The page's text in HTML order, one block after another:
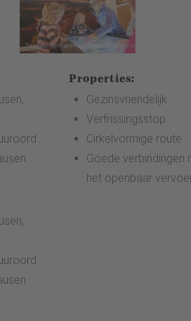
Properties:
Gezinsvriendelijk
Verfrissingsstop
Cirkelvormige route
Goede verbindingen
het openbaar